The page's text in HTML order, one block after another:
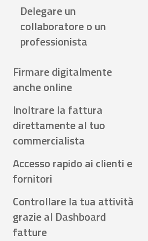
Delegare un
collaboratore o un
professionista
Firmare digitalmente
anche online
Inoltrare la fattura
direttamente al tuo
commercialista
Accesso rapido ai clienti e
fornitori
Controllare la tua attività
grazie al Dashboard
fatture